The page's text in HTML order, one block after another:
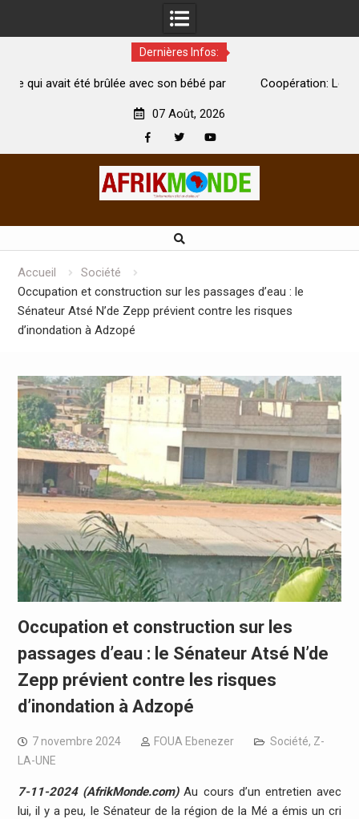
Dernières Infos:
bébé par
Coopération: Le ministre Indien Kirti Vardhan Singh
07 Août, 2026
Accueil
Société
Occupation et construction sur les passages d’eau : le
Sénateur Atsé N’de Zepp prévient contre les risques
d’inondation à Adzopé
Occupation et construction sur les
passages d’eau : le Sénateur Atsé N’de
Zepp prévient contre les risques
d’inondation à Adzopé
7 novembre 2024 FOUA Ebenezer Société, Z-
LA-UNE
7-11-2024 (AfrikMonde.com)Au cours d’un entretien avec
lui, il y a peu, le Sénateur de la région de la Mé a émis un cri